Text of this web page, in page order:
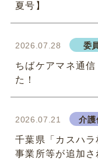
夏号】
2026.07.28 委
ちばケアマネ通
た！
2026.07.21 介護
千葉県「カスハ
事業所等が追加さ